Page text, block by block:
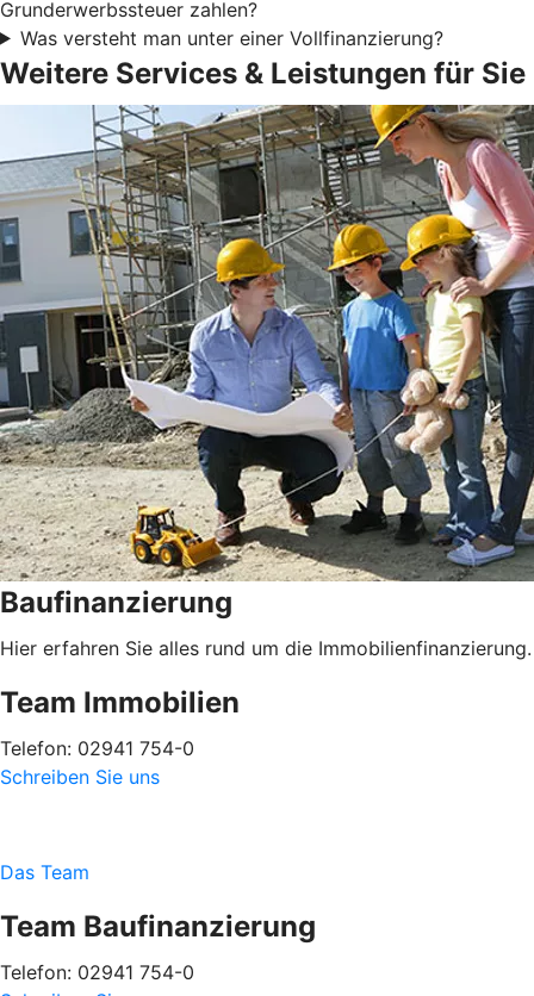
Grunderwerbssteuer zahlen?
Was versteht man unter einer Vollfinanzierung?
Weitere Services & Leistungen für Sie
Baufinanzierung
Hier erfahren Sie alles rund um die Immobilienfinanzierung.
Team Immobilien
Telefon: 02941 754-0
Schreiben Sie uns
Das Team
Team Baufinanzierung
Telefon: 02941 754-0